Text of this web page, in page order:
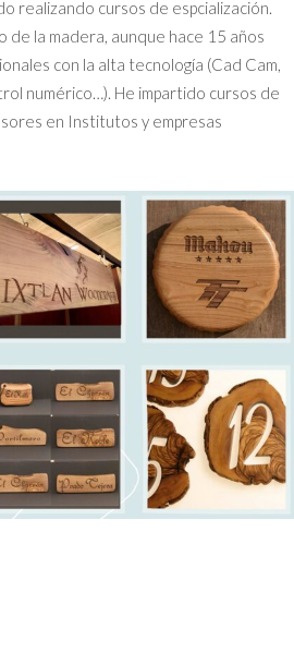
realizando cursos de espcialización.
la madera, aunque hace 15 años
con la alta tecnología (Cad Cam,
numérico…). He impartido cursos de
en Institutos y empresas